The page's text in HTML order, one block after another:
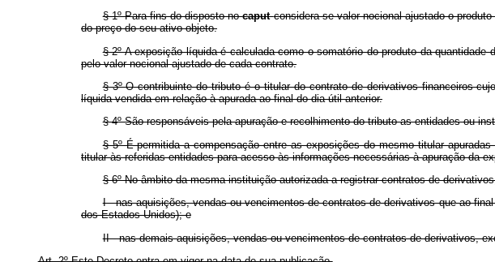
§ 1º Para fins do disposto nocaputconsidera-se valor nocional ajustado o
do preço do seu ativo objeto.
§ 2º A exposição líquida é calculada como o somatório do produto da
pelo valor nocional ajustado de cada contrato.
§ 3º O contribuinte do tributo é o titular do contrato de derivativos financeiros
líquida vendida em relação à apurada ao final do dia útil anterior.
§ 4º São responsáveis pela apuração e recolhimento do tributo as entidades ou
§ 5º É permitida a compensação entre as exposições do mesmo titular
titular às referidas entidades para acesso às informações necessárias à apuração da
§ 6º No âmbito da mesma instituição autorizada a registrar contratos de
I - nas aquisições, vendas ou vencimentos de contratos de derivativos que ao
dos Estados Unidos); e
II - nas demais aquisições, vendas ou vencimentos de contratos de derivativos,